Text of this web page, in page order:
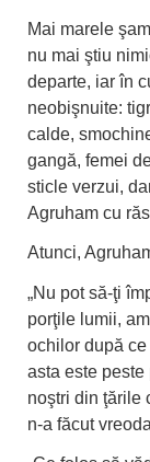
Mai marele
nu mai ştiu
departe, iar în
neobişnuite:
calde,
gangă, femei
sticle verzui,
Agruham cu
Atunci,
„Nu pot să-ţi
porţile lumii,
ochilor după
asta este
noştri din ţările
n-a făcut